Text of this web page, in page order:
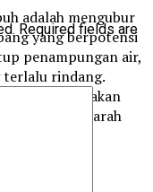
adalah mengubur
yang berpotensi
penampungan air,
rindang.
yang kotor akan
demam berdarah
Required fields are